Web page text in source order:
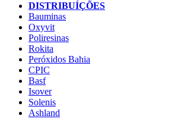
DISTRIBUÍÇÕES
Bauminas
Oxyvit
Poliresinas
Rokita
Peróxidos Bahia
CPIC
Basf
Isover
Solenis
Ashland